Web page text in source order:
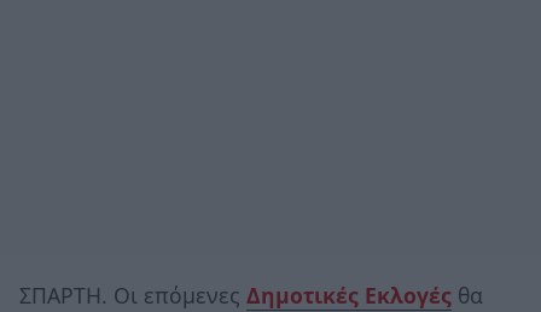
ΣΠΑΡΤΗ. Οι επόμενες Δημοτικές Εκλογές θα